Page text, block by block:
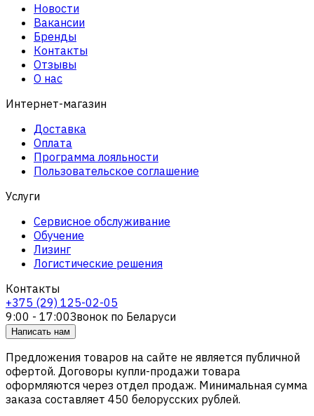
Новости
Вакансии
Бренды
Контакты
Отзывы
О нас
Интернет-магазин
Доставка
Оплата
Программа лояльности
Пользовательское соглашение
Услуги
Сервисное обслуживание
Обучение
Лизинг
Логистические решения
Контакты
+375 (29) 125-02-05
9:00 - 17:00Звонок по Беларуси
Написать нам
Предложения товаров на сайте не является публичной
офертой. Договоры купли-продажи товара
оформляются через отдел продаж. Минимальная сумма
заказа составляет 450 белорусских рублей.